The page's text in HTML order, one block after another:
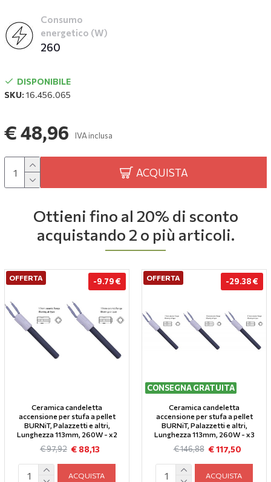
Consumo
energetico (W)
260
DISPONIBILE
SKU: 16.456.065
€ 48,96 IVA inclusa
ACQUISTA
Ottieni fino al 20% di sconto
acquistando 2 o più articoli.
OFFERTA -9.79 €
Ceramica candeletta
accensione per stufa a pellet
BURNiT, Palazzetti e altri,
Lunghezza 113mm, 260W - x2
€ 88,13
€ 97,92
ACQUISTA
OFFERTA
CONSEGNA GRATUITA
-29.38 €
Ceramica candeletta
accensione per stufa a pellet
BURNiT, Palazzetti e altri,
Lunghezza 113mm, 260W - x3
€ 117,50
€ 146,88
ACQUISTA